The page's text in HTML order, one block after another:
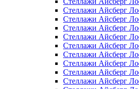
Стеллажи Айсберг
Стеллажи Айсберг
Стеллажи Айсберг
Стеллажи Айсберг
Стеллажи Айсберг
Стеллажи Айсберг
Стеллажи Айсберг
Стеллажи Айсберг
Стеллажи Айсберг